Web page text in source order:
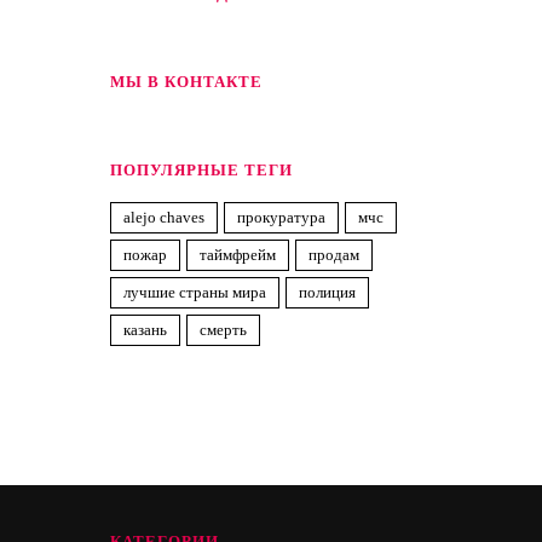
МЫ В КОНТАКТЕ
ПОПУЛЯРНЫЕ ТЕГИ
alejo chaves прокуратура мчс
пожар таймфрейм продам
лучшие страны мира полиция
казань смерть